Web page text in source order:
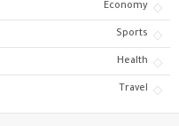
Economy
Sports
Health
Travel